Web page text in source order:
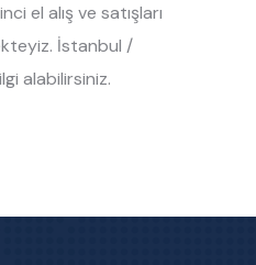
el alış ve satışları
İstanbul /
alabilirsiniz.